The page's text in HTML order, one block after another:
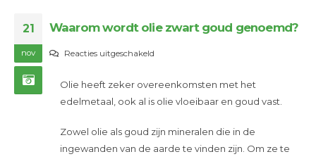
21
nov
Waarom wordt olie zwart goud genoemd?
Reacties uitgeschakeldvoor
wordt
olie
goud
genoemd?
Olie heeft zeker overeenkomsten met het
edelmetaal, ook al is olie vloeibaar en goud vast.
Zowel olie als goud zijn mineralen die in de
ingewanden van de aarde te vinden zijn. Om ze te